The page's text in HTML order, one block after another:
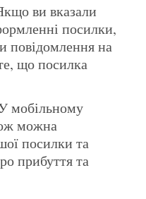
ви вказали
посилки,
повідомлення на
що посилка
мобільному
можна
посилки та
прибуття та